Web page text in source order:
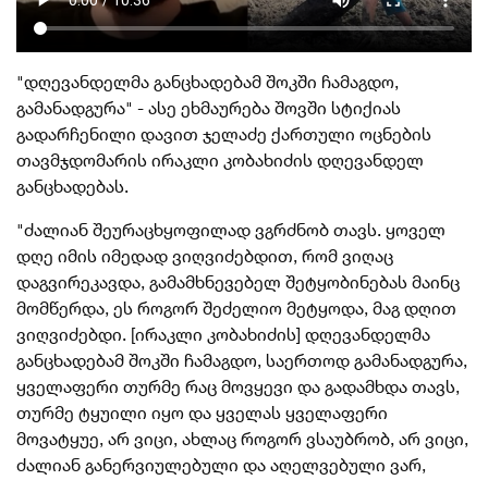
"დღევანდელმა განცხადებამ შოკში ჩამაგდო,
გამანადგურა" - ასე ეხმაურება შოვში სტიქიას
გადარჩენილი დავით ჯელაძე ქართული ოცნების
თავმჯდომარის ირაკლი კობახიძის დღევანდელ
განცხადებას.
"ძალიან შეურაცხყოფილად ვგრძნობ თავს. ყოველ
დღე იმის იმედად ვიღვიძებდით, რომ ვიღაც
დაგვირეკავდა, გამამხნევებელ შეტყობინებას მაინც
მომწერდა, ეს როგორ შეძელიო მეტყოდა, მაგ დღით
ვიღვიძებდი. [ირაკლი კობახიძის] დღევანდელმა
განცხადებამ შოკში ჩამაგდო, საერთოდ გამანადგურა,
ყველაფერი თურმე რაც მოვყევი და გადამხდა თავს,
თურმე ტყუილი იყო და ყველას ყველაფერი
მოვატყუე, არ ვიცი, ახლაც როგორ ვსაუბრობ, არ ვიცი,
ძალიან განერვიულებული და აღელვებული ვარ,